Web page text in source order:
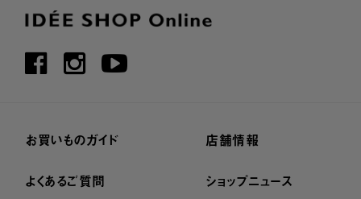
お買いものガイド
よくあるご質問
店舗情報
ショップニュース